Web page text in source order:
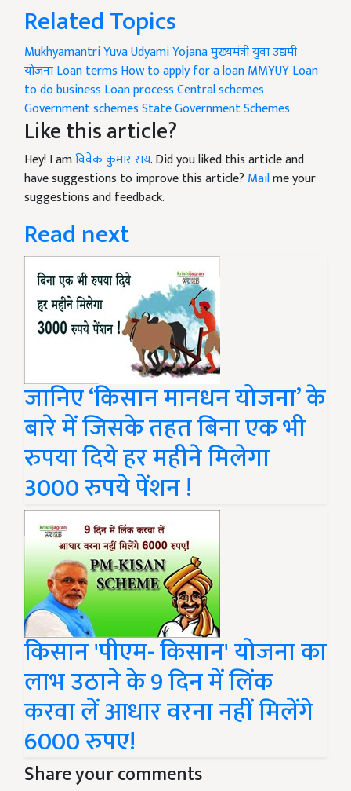
Related Topics
Mukhyamantri Yuva Udyami Yojanaमुख्यमंत्री युवा उद्यमी
योजनाLoan terms How to apply for a loanMMYUYLoan
to do business Loan processCentral schemes
Government schemesState Government Schemes
Like this article?
Hey! I amविवेक कुमार राय. Did you liked this article and
have suggestions to improve this article? Mailme your
suggestions and feedback.
Read next
जानिए ‘किसान मानधन योजना’ के
बारे में जिसके तहत बिना एक भी
रुपया दिये हर महीने मिलेगा
3000 रुपये पेंशन !
किसान 'पीएम- किसान' योजना का
लाभ उठाने के 9 दिन में लिंक
करवा लें आधार वरना नहीं मिलेंगे
6000 रुपए!
Share your comments